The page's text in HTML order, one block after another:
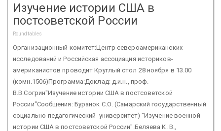
Изучение истории США в
постсоветской России
Roundtables
Организационный комитет:Центр североамериканских
исследований и Российская ассоциация историков-
американистов проводит Круглый стол 28 ноября в 13.00
(комн.1506)Программа:Доклад: д.и.н., проф.
В.В.Согрин"Изучение истории США в постсоветской
России"Сообщения: Буранок С.О. (Самарский государственный
социально-педагогический университет) "Изучение военной
истории США в постсоветской России".Беляева К. В.,